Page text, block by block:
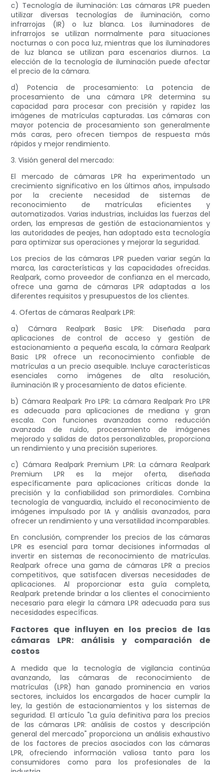
c) Tecnología de iluminación: Las cámaras LPR pueden
utilizar diversas tecnologías de iluminación, como
infrarrojas (IR) o luz blanca. Los iluminadores de
infrarrojos se utilizan normalmente para situaciones
nocturnas o con poca luz, mientras que los iluminadores
de luz blanca se utilizan para escenarios diurnos. La
elección de la tecnología de iluminación puede afectar
el precio de la cámara.
d) Potencia de procesamiento: La potencia de
procesamiento de una cámara LPR determina su
capacidad para procesar con precisión y rapidez las
imágenes de matrículas capturadas. Las cámaras con
mayor potencia de procesamiento son generalmente
más caras, pero ofrecen tiempos de respuesta más
rápidos y mejor rendimiento.
3. Visión general del mercado:
El mercado de cámaras LPR ha experimentado un
crecimiento significativo en los últimos años, impulsado
por la creciente necesidad de sistemas de
reconocimiento de matrículas eficientes y
automatizados. Varias industrias, incluidas las fuerzas del
orden, las empresas de gestión de estacionamientos y
las autoridades de peajes, han adoptado esta tecnología
para optimizar sus operaciones y mejorar la seguridad.
Los precios de las cámaras LPR pueden variar según la
marca, las características y las capacidades ofrecidas.
Realpark, como proveedor de confianza en el mercado,
ofrece una gama de cámaras LPR adaptadas a los
diferentes requisitos y presupuestos de los clientes.
4. Ofertas de cámaras Realpark LPR:
a) Cámara Realpark Basic LPR: Diseñada para
aplicaciones de control de acceso y gestión de
estacionamiento a pequeña escala, la cámara Realpark
Basic LPR ofrece un reconocimiento confiable de
matrículas a un precio asequible. Incluye características
esenciales como imágenes de alta resolución,
iluminación IR y procesamiento de datos eficiente.
b) Cámara Realpark Pro LPR: La cámara Realpark Pro LPR
es adecuada para aplicaciones de mediana y gran
escala. Con funciones avanzadas como reducción
avanzada de ruido, procesamiento de imágenes
mejorado y salidas de datos personalizables, proporciona
un rendimiento y una precisión superiores.
c) Cámara Realpark Premium LPR: La cámara Realpark
Premium LPR es la mejor oferta, diseñada
específicamente para aplicaciones críticas donde la
precisión y la confiabilidad son primordiales. Combina
tecnología de vanguardia, incluido el reconocimiento de
imágenes impulsado por IA y análisis avanzados, para
ofrecer un rendimiento y una versatilidad incomparables.
En conclusión, comprender los precios de las cámaras
LPR es esencial para tomar decisiones informadas al
invertir en sistemas de reconocimiento de matrículas.
Realpark ofrece una gama de cámaras LPR a precios
competitivos, que satisfacen diversas necesidades de
aplicaciones. Al proporcionar esta guía completa,
Realpark pretende brindar a los clientes el conocimiento
necesario para elegir la cámara LPR adecuada para sus
necesidades específicas.
Factores que influyen en los precios de las
cámaras LPR: análisis y comparación de
costos
A medida que la tecnología de vigilancia continúa
avanzando, las cámaras de reconocimiento de
matrículas (LPR) han ganado prominencia en varios
sectores, incluidos los encargados de hacer cumplir la
ley, la gestión de estacionamientos y los sistemas de
seguridad. El artículo "La guía definitiva para los precios
de las cámaras LPR: análisis de costos y descripción
general del mercado" proporciona un análisis exhaustivo
de los factores de precios asociados con las cámaras
LPR, ofreciendo información valiosa tanto para los
consumidores como para los profesionales de la